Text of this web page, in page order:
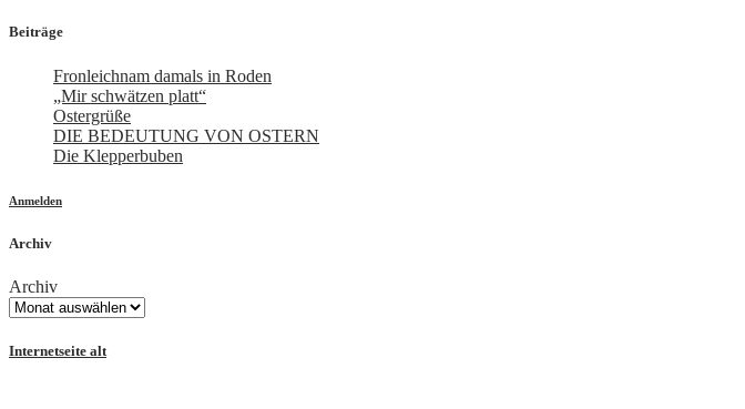
Beiträge
Fronleichnam damals in Roden
„Mir schwätzen platt“
Ostergrüße
DIE BEDEUTUNG VON OSTERN
Die Klepperbuben
Anmelden
Archiv
Archiv
Internetseite alt